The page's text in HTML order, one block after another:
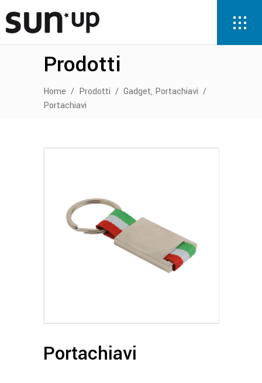
Prodotti
Home / Prodotti / Gadget, Portachiavi /
Portachiavi
Portachiavi